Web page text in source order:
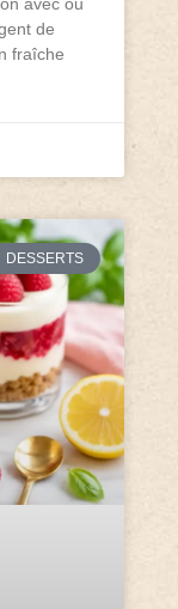
de
fraîche
DESSERTS